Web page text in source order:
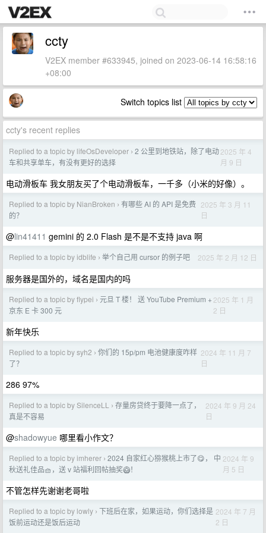
ccty
V2EX member #633945, joined on 2023-06-14 16:58:16
+08:00
Switch topics list
ccty's recent replies
Replied to a topic by lifeOsDeveloper › 2 公里到地铁站，除了电动
车和共享单车，有没有更好的选择
2025 年 4
月 9 日
电动滑板车 我女朋友买了个电动滑板车，一千多（小米的好像）。
Replied to a topic by NianBroken › 有哪些 AI 的 API 是免费
的？
2025 年 3 月 11
日
@lin41411 gemini 的 2.0 Flash 是不是不支持 java 啊
Replied to a topic by idblife › 举个自己用 cursor 的例子吧 2025 年 2 月 12 日
服务器是国外的，域名是国内的吗
Replied to a topic by flypei › 元旦 T 楼！ 送 YouTube Premium +
京东 E 卡 300 元
2025 年 1 月
2 日
新年快乐
Replied to a topic by syh2 › 你们的 15p/pm 电池健康度咋样
了？
2024 年 11 月 7
日
286 97%
Replied to a topic by SilenceLL › 存量房贷终于要降一点了，
真是不容易
2024 年 9 月 24
日
@shadowyue 哪里看小作文？
Replied to a topic by imherer › 2024 自家红心猕猴桃上市了😋， 中
秋送礼佳品🧺，送 v 站福利回帖抽奖🥝！
2024 年 9
月 5 日
不管怎样先谢谢老哥啦
Replied to a topic by lowly › 下班后在家，如果运动，你们选择是
饭前运动还是饭后运动
2024 年 7 月
2 日